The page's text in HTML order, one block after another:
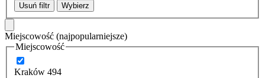
Usuń filtr Wybierz
Miejscowość (najpopularniejsze)
Miejscowość
Kraków 494